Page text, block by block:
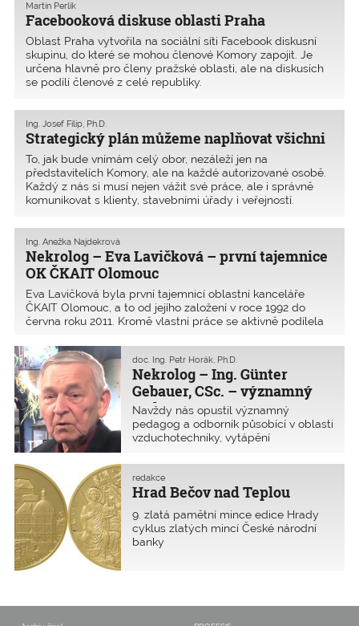
Facebooková diskuse oblasti Praha
Martin Perlík
Oblast Praha vytvořila na sociální síti Facebook diskusní
skupinu, do které se mohou členové Komory zapojit. Je
určena hlavně pro členy pražské oblasti, ale na diskusích
se podílí členové z celé republiky.
Strategický plán můžeme naplňovat všichni
Ing. Josef Filip, Ph.D.
To, jak bude vnímám celý obor, nezáleží jen na
představitelích Komory, ale na každé autorizované osobě.
Každý z nás si musí nejen vážit své práce, ale i správně
komunikovat s klienty, stavebními úřady i veřejností.
Nekrolog – Eva Lavičková – první tajemnice
OK ČKAIT Olomouc
Ing. Anežka Najdekrová
Eva Lavičková byla první tajemnicí oblastní kanceláře
ČKAIT Olomouc, a to od jejího založení v roce 1992 do
června roku 2011. Kromě vlastní práce se aktivně podílela
zařizování.
Nekrolog – Ing. Günter
Gebauer, CSc. – významný
pedagog
doc. Ing. Petr Horák, Ph.D.
Navždy nás opustil významný
pedagog a odborník působící v oblasti
vzduchotechniky, vytápění
Gebauer, CSc., který většinu svého
pracovního života působil na Vysokém
učení technickém v Brně na Fakultě
zařízení budov (TZB).
Hrad Bečov nad Teplou
redakce
9. zlatá pamětní mince edice Hrady
cyklus zlatých mincí České národní
banky